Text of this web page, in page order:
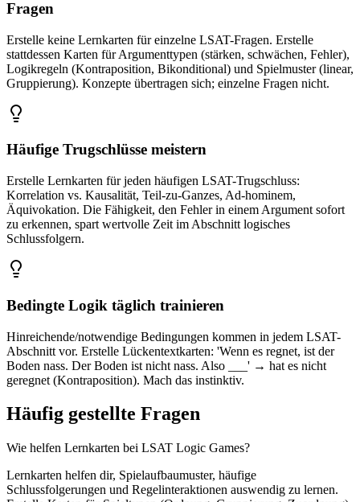
Fragen
Erstelle keine Lernkarten für einzelne LSAT-Fragen. Erstelle
stattdessen Karten für Argumenttypen (stärken, schwächen, Fehler),
Logikregeln (Kontraposition, Bikonditional) und Spielmuster (linear,
Gruppierung). Konzepte übertragen sich; einzelne Fragen nicht.
Häufige Trugschlüsse meistern
Erstelle Lernkarten für jeden häufigen LSAT-Trugschluss:
Korrelation vs. Kausalität, Teil-zu-Ganzes, Ad-hominem,
Äquivokation. Die Fähigkeit, den Fehler in einem Argument sofort
zu erkennen, spart wertvolle Zeit im Abschnitt logisches
Schlussfolgern.
Bedingte Logik täglich trainieren
Hinreichende/notwendige Bedingungen kommen in jedem LSAT-
Abschnitt vor. Erstelle Lückentextkarten: 'Wenn es regnet, ist der
Boden nass. Der Boden ist nicht nass. Also ___' → hat es nicht
geregnet (Kontraposition). Mach das instinktiv.
Häufig gestellte Fragen
Wie helfen Lernkarten bei LSAT Logic Games?
Lernkarten helfen dir, Spielaufbaumuster, häufige
Schlussfolgerungen und Regelinteraktionen auswendig zu lernen.